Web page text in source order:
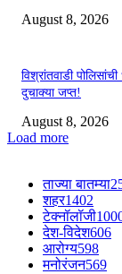
August 8, 2026
विश्रांतवाडी
दुचाक्या जप्त!
August 8, 2026
Load more
ताज्या बातम्या
शहर1402
टेक्नॉलॉजी
देश-विदेश606
आरोग्य598
मनोरंजन569